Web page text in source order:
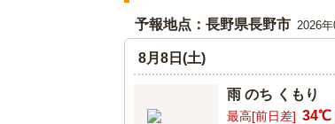
予報地点：長野県長野市 2026
8月8日(土)
雨 のち くもり
最高[前日差] 34℃